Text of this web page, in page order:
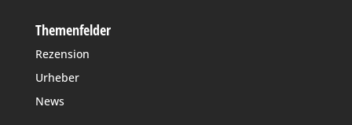
Themenfelder
Rezension
Urheber
News